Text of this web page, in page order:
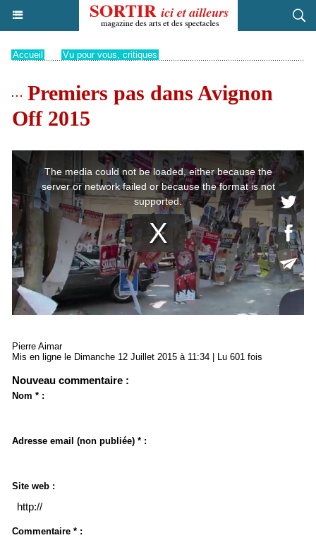
Accueil Vu pour vous, critiques
Premiers pas dans Avignon
Off 2015
Pierre Aimar
Mis en ligne le Dimanche 12 Juillet 2015 à 11:34 | Lu 601 fois
Nouveau commentaire :
Nom * :
Adresse email (non publiée) * :
Site web :
Commentaire * :